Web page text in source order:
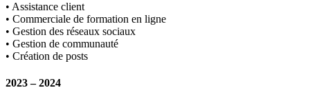
• Assistance client
• Commerciale de formation en ligne
• Gestion des réseaux sociaux
• Gestion de communauté
• Création de posts
2023 – 2024